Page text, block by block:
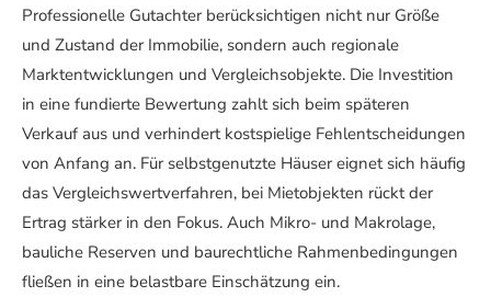
Professionelle Gutachter berücksichtigen nicht nur Größe
und Zustand der Immobilie, sondern auch regionale
Marktentwicklungen und Vergleichsobjekte. Die Investition
in eine fundierte Bewertung zahlt sich beim späteren
Verkauf aus und verhindert kostspielige Fehlentscheidungen
von Anfang an. Für selbstgenutzte Häuser eignet sich häufig
das Vergleichswertverfahren, bei Mietobjekten rückt der
Ertrag stärker in den Fokus. Auch Mikro- und Makrolage,
bauliche Reserven und baurechtliche Rahmenbedingungen
fließen in eine belastbare Einschätzung ein.